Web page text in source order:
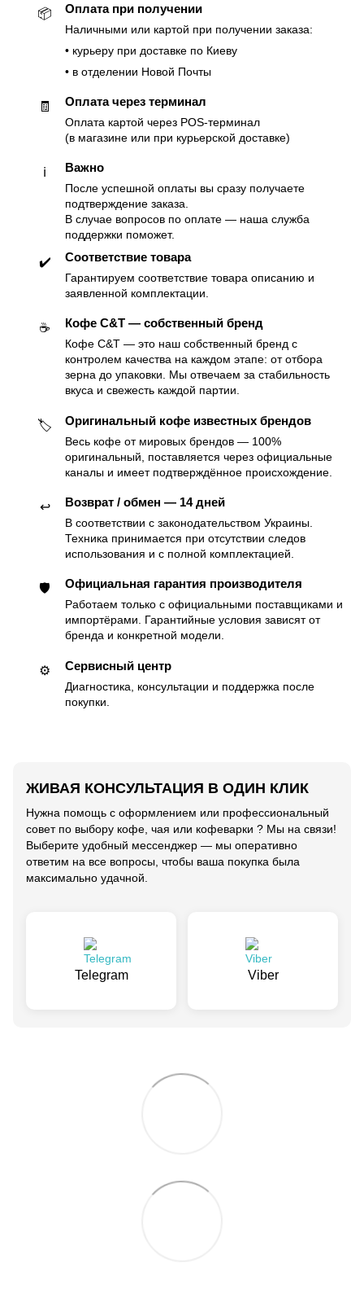
📦 Оплата при получении
Наличными или картой при получении заказа:
• курьеру при доставке по Киеву
• в отделении Новой Почты
🧾 Оплата через терминал
Оплата картой через POS-терминал
(в магазине или при курьерской доставке)
ℹ️ Важно
После успешной оплаты вы сразу получаете
подтверждение заказа.
В случае вопросов по оплате — наша служба
поддержки поможет.
✔️ Соответствие товара
Гарантируем соответствие товара описанию и
заявленной комплектации.
☕️ Кофе C&T — собственный бренд
Кофе C&T — это наш собственный бренд с
контролем качества на каждом этапе: от отбора
зерна до упаковки. Мы отвечаем за стабильность
вкуса и свежесть каждой партии.
🏷 Оригинальный кофе известных брендов
Весь кофе от мировых брендов — 100%
оригинальный, поставляется через официальные
каналы и имеет подтверждённое происхождение.
↩️ Возврат / обмен — 14 дней
В соответствии с законодательством Украины.
Техника принимается при отсутствии следов
использования и с полной комплектацией.
🛡 Официальная гарантия производителя
Работаем только с официальными поставщиками и
импортёрами. Гарантийные условия зависят от
бренда и конкретной модели.
⚙️ Сервисный центр
Диагностика, консультации и поддержка после
покупки.
ЖИВАЯ КОНСУЛЬТАЦИЯ В ОДИН КЛИК
Нужна помощь с оформлением или профессиональный
совет по выбору кофе, чая или кофеварки ? Мы на связи!
Выберите удобный мессенджер — мы оперативно
ответим на все вопросы, чтобы ваша покупка была
максимально удачной.
Telegram Viber